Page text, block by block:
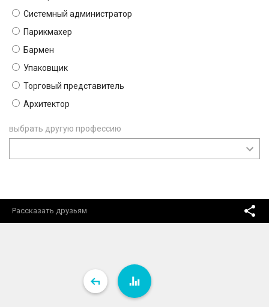
Системный администратор
Парикмахер
Бармен
Упаковщик
Торговый представитель
Архитектор
выбрать другую профессию
Рассказать друзьям